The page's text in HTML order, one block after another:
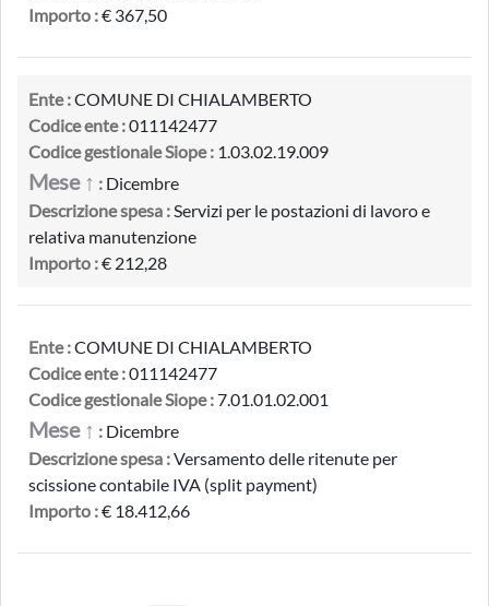
Importo :€ 367,50
Ente :COMUNE DI CHIALAMBERTO
Codice ente :011142477
Codice gestionale Siope : 1.03.02.19.009
Mese ↑ : Dicembre
Descrizione spesa :Servizi per le postazioni di lavoro e
relativa manutenzione
Importo :€ 212,28
Ente :COMUNE DI CHIALAMBERTO
Codice ente :011142477
Codice gestionale Siope :7.01.01.02.001
Mese ↑ : Dicembre
Descrizione spesa :Versamento delle ritenute per
scissione contabile IVA (split payment)
Importo :€ 18.412,66